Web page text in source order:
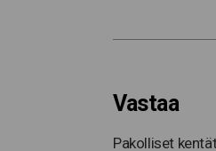
Vastaa
Pakolliset